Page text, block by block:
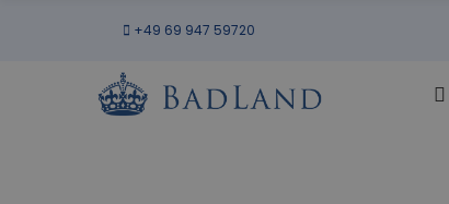
+49 69 947 59720